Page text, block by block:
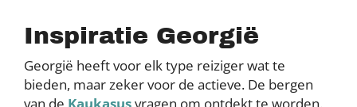
Inspiratie Georgië
Georgië heeft voor elk type reiziger wat te
bieden, maar zeker voor de actieve. De bergen
van de Kaukasusvragen om ontdekt te worden.